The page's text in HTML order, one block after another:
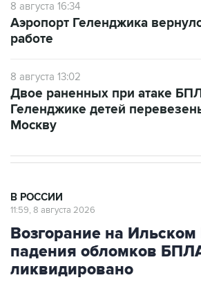
8 августа 16:34
Аэропорт Геленджика
работе
8 августа 13:02
Двое раненных при атаке
Геленджике детей
Москву
В РОССИИ
11:59, 8 августа 2026
Возгорание на
падения обломков
ликвидировано